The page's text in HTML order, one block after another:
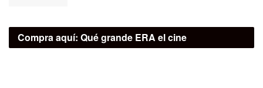
Compra aquí: Qué grande ERA el cine